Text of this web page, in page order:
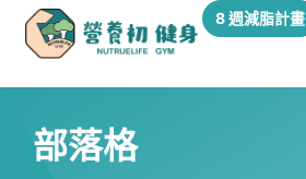
8 週減脂計畫
部落格